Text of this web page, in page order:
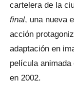
cartelera de la
final, una nueva
acción
adaptación en
película
en 2002.